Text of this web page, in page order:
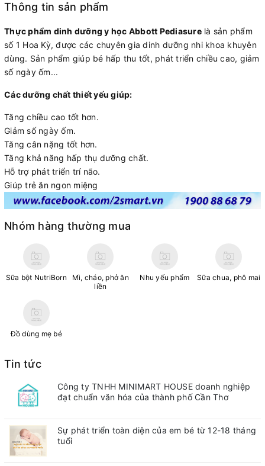
Thông tin sản phẩm
Thực phẩm dinh dưỡng y học Abbott Pediasurelà sản phẩm
số 1 Hoa Kỳ, được các chuyên gia dinh dưỡng nhi khoa khuyên
dùng. Sản phẩm giúp bé hấp thu tốt, phát triển chiều cao, giảm
số ngày ốm...
Các dưỡng chất thiết yếu giúp:
Tăng chiều cao tốt hơn.
Giảm số ngày ốm.
Tăng cân nặng tốt hơn.
Tăng khả năng hấp thụ dưỡng chất.
Hỗ trợ phát triển trí não.
Giúp trẻ ăn ngon miệng
Nhóm hàng thường mua
Sữa bột NutriBorn
Mì, cháo, phở ăn
liền
Nhu yếu phẩm Sữa chua, phô mai
Đồ dùng mẹ bé
Tin tức
Công ty TNHH MINIMART HOUSE doanh nghiệp
đạt chuẩn văn hóa của thành phố Cần Thơ
Sự phát triển toàn diện của em bé từ 12-18 tháng
tuổi